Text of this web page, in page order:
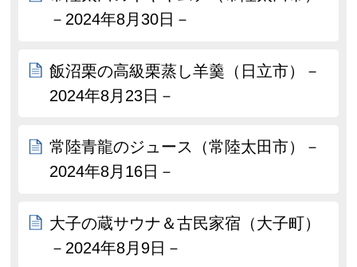
－2024年8月30日－
飯沼栗の高級栗蒸し羊羹（日立市）－
2024年8月23日－
常陸青龍のジュース（常陸太田市）－
2024年8月16日－
大子の蔵サウナ＆古民家宿（大子町）
－2024年8月9日－